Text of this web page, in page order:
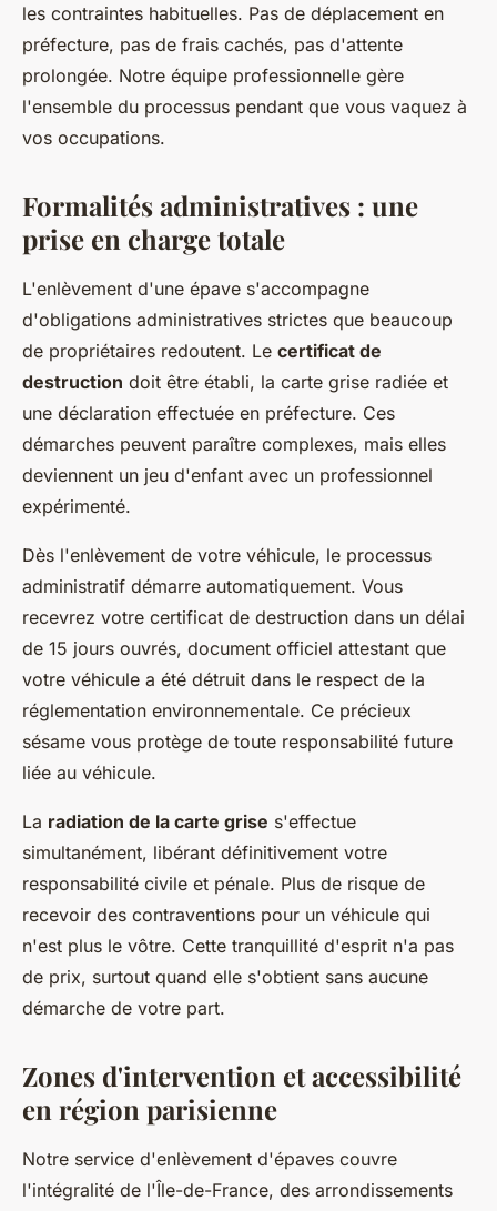
les contraintes habituelles. Pas de déplacement en
préfecture, pas de frais cachés, pas d'attente
prolongée. Notre équipe professionnelle gère
l'ensemble du processus pendant que vous vaquez à
vos occupations.
Formalités administratives : une
prise en charge totale
L'enlèvement d'une épave s'accompagne
d'obligations administratives strictes que beaucoup
de propriétaires redoutent. Le certificat de
destruction doit être établi, la carte grise radiée et
une déclaration effectuée en préfecture. Ces
démarches peuvent paraître complexes, mais elles
deviennent un jeu d'enfant avec un professionnel
expérimenté.
Dès l'enlèvement de votre véhicule, le processus
administratif démarre automatiquement. Vous
recevrez votre certificat de destruction dans un délai
de 15 jours ouvrés, document officiel attestant que
votre véhicule a été détruit dans le respect de la
réglementation environnementale. Ce précieux
sésame vous protège de toute responsabilité future
liée au véhicule.
La radiation de la carte grise s'effectue
simultanément, libérant définitivement votre
responsabilité civile et pénale. Plus de risque de
recevoir des contraventions pour un véhicule qui
n'est plus le vôtre. Cette tranquillité d'esprit n'a pas
de prix, surtout quand elle s'obtient sans aucune
démarche de votre part.
Zones d'intervention et accessibilité
en région parisienne
Notre service d'enlèvement d'épaves couvre
l'intégralité de l'Île-de-France, des arrondissements